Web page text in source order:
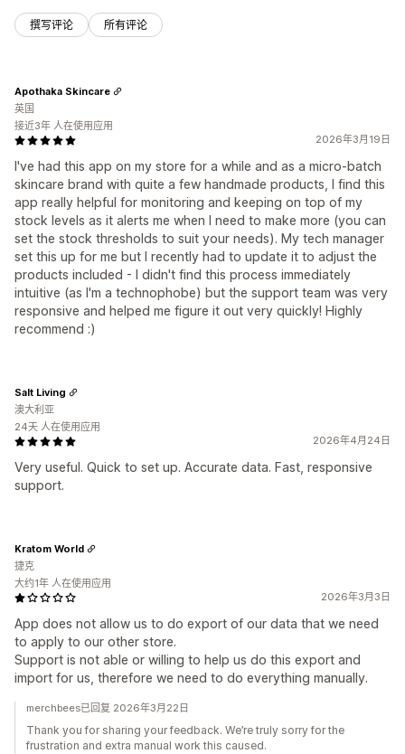
撰写评论 所有评论
2026年3月19日
I've had this app on my store for a while and as a micro-batch
skincare brand with quite a few handmade products, I find this
app really helpful for monitoring and keeping on top of my
stock levels as it alerts me when I need to make more (you can
set the stock thresholds to suit your needs). My tech manager
set this up for me but I recently had to update it to adjust the
products included - I didn't find this process immediately
intuitive (as I'm a technophobe) but the support team was very
responsive and helped me figure it out very quickly! Highly
recommend :)
Apothaka Skincare
英国
接近3年 人在使用应用
2026年4月24日
Very useful. Quick to set up. Accurate data. Fast, responsive
support.
Salt Living
澳大利亚
24天 人在使用应用
2026年3月3日
App does not allow us to do export of our data that we need
to apply to our other store.
Support is not able or willing to help us do this export and
import for us, therefore we need to do everything manually.
Kratom World
捷克
大约1年 人在使用应用
merchbees已回复 2026年3月22日
Thank you for sharing your feedback. We’re truly sorry for the
frustration and extra manual work this caused.